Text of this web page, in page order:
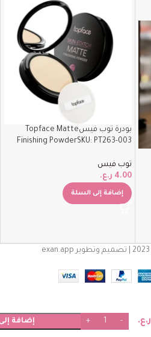
بودرة توب فيسTopface Matte
Finishing PowderSKU: PT263-003
توب فيس
4.00 ر.ع.
إضافة إلى السلة
ر.ع. إضافة